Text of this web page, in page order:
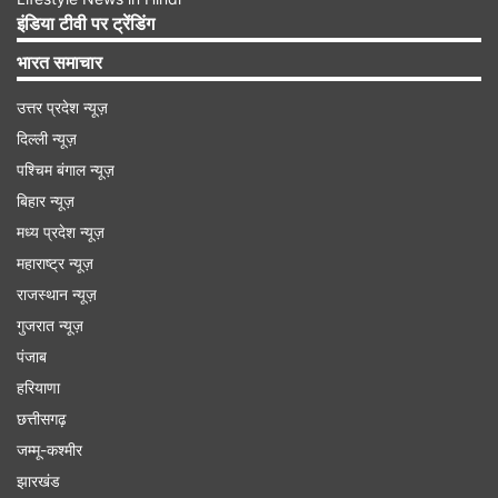
पलायन के लिए पहुंचने लगे हैं। एक विस्थापित व्यक्ति ने कहा
कि सिर के ऊपर ड्रोन को मंडराते हुए निकासी आदेशों का
प्रसारण कर रहे थे, जो सोशल मीडिया आउटलेट्स और
निवासियों के फोन पर भेजे गए ऑडियो और टेक्स्ट संदेशों पर
भी प्रसारित किए गए।
इंडिया टीवी पर ट्रेंडिंग
भारत समाचार
उत्तर प्रदेश न्यूज़
दिल्ली न्यूज़
पश्चिम बंगाल न्यूज़
बिहार न्यूज़
मध्य प्रदेश न्यूज़
महाराष्ट्र न्यूज़
राजस्थान न्यूज़
गुजरात न्यूज़
पंजाब
हरियाणा
छत्तीसगढ़
जम्मू-कश्मीर
झारखंड